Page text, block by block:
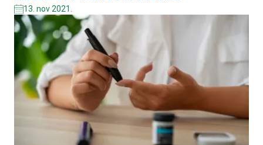
Ljekari
Cjenovnik
O nama
Aktuelnosti
Blog
Kontakt
13. nov 2021.